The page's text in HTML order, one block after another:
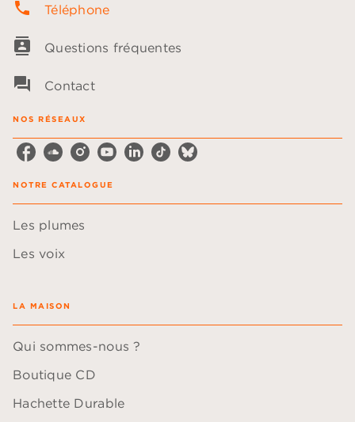
phone Téléphone
contacts Questions fréquentes
question_answer Contact
NOS RÉSEAUX
NOTRE CATALOGUE
Les plumes
Les voix
LA MAISON
Qui sommes-nous ?
Boutique CD
Hachette Durable